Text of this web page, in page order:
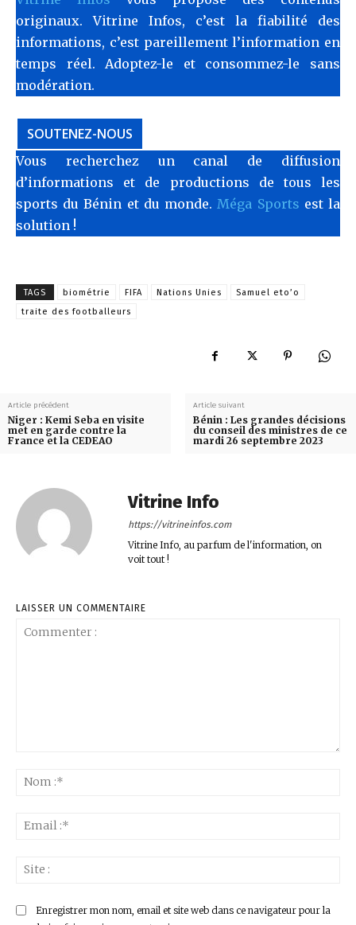
originaux. Vitrine Infos, c’est la fiabilité des
informations, c’est pareillement l’information en
temps réel. Adoptez-le et consommez-le sans
modération.
SOUTENEZ-NOUS
Vous recherchez un canal de diffusion
d’informations et de productions de tous les
sports du Bénin et du monde. Méga Sports est la
solution !
TAGS biométrie FIFA Nations Unies
Samuel eto’o
traite des footballeurs
Article précédent
Niger : Kemi Seba en visite
met en garde contre la
France et la CEDEAO
Article suivant
Bénin : Les grandes décisions
du conseil des ministres de ce
mardi 26 septembre 2023
Vitrine Info
https://vitrineinfos.com
Vitrine Info, au parfum de l'information, on
voit tout !
LAISSER UN COMMENTAIRE
Enregistrer mon nom, email et site web dans ce navigateur pour la